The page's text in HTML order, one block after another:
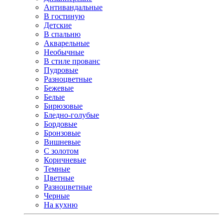
Антивандальные
В гостиную
Детские
В спальню
Акварельные
Необычные
В стиле прованс
Пудровые
Разноцветные
Бежевые
Белые
Бирюзовые
Бледно-голубые
Бордовые
Бронзовые
Вишневые
С золотом
Коричневые
Темные
Цветные
Разноцветные
Черные
На кухню